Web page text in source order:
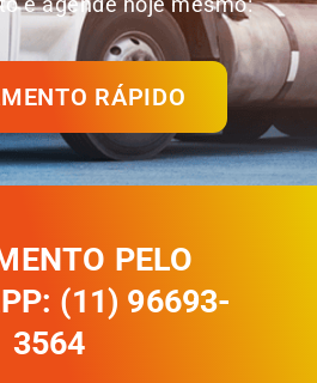
RÁPIDO
PELO
(11) 96693-
3564